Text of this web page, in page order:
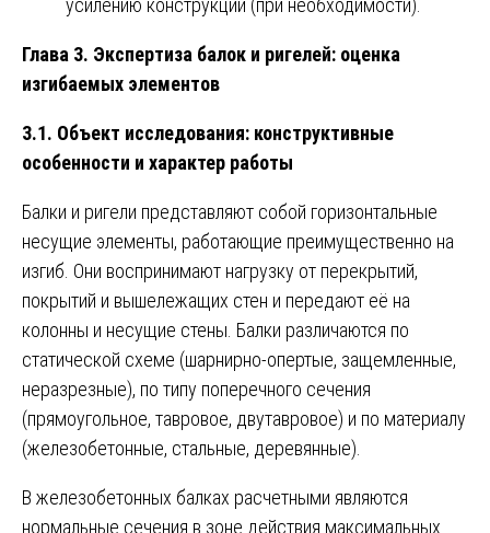
усилению конструкций (при необходимости).
Глава 3. Экспертиза балок и ригелей: оценка
изгибаемых элементов
3.1. Объект исследования: конструктивные
особенности и характер работы
Балки и ригели представляют собой горизонтальные
несущие элементы, работающие преимущественно на
изгиб. Они воспринимают нагрузку от перекрытий,
покрытий и вышележащих стен и передают её на
колонны и несущие стены. Балки различаются по
статической схеме (шарнирно-опертые, защемленные,
неразрезные), по типу поперечного сечения
(прямоугольное, тавровое, двутавровое) и по материалу
(железобетонные, стальные, деревянные).
В железобетонных балках расчетными являются
нормальные сечения в зоне действия максимальных